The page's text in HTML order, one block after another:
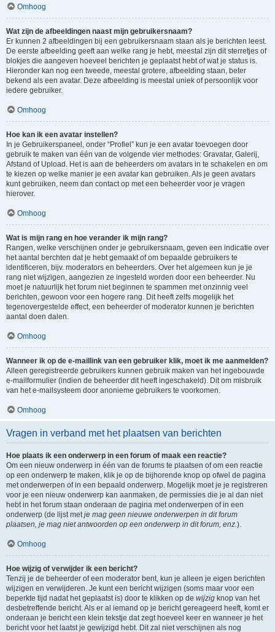
Omhoog
Wat zijn de afbeeldingen naast mijn gebruikersnaam?
Er kunnen 2 afbeeldingen bij een gebruikersnaam staan als je berichten leest.
De eerste afbeelding geeft aan welke rang je hebt, meestal zijn dit sterretjes of
blokjes die aangeven hoeveel berichten je geplaatst hebt of wat je status is.
Hieronder kan nog een tweede, meestal grotere, afbeelding staan, beter
bekend als een avatar. Deze afbeelding is meestal uniek of persoonlijk voor
iedere gebruiker.
Omhoog
Hoe kan ik een avatar instellen?
In je Gebruikerspaneel, onder “Profiel” kun je een avatar toevoegen door
gebruik te maken van één van de volgende vier methodes: Gravatar, Galerij,
Afstand of Upload. Het is aan de beheerders om avatars in te schakelen en om
te kiezen op welke manier je een avatar kan gebruiken. Als je geen avatars
kunt gebruiken, neem dan contact op met een beheerder voor je vragen
hierover.
Omhoog
Wat is mijn rang en hoe verander ik mijn rang?
Rangen, welke verschijnen onder je gebruikersnaam, geven een indicatie over
het aantal berchten dat je hebt gemaakt of om bepaalde gebruikers te
identificeren, bijv. moderators en beheerders. Over het algemeen kun je je
rang niet wijzigen, aangezien ze ingesteld worden door een beheerder. Nu
moet je natuurlijk het forum niet beginnen te spammen met onzinnig veel
berichten, gewoon voor een hogere rang. Dit heeft zelfs mogelijk het
tegenovergestelde effect, een beheerder of moderator kunnen je berichten
aantal doen dalen.
Omhoog
Wanneer ik op de e-maillink van een gebruiker klik, moet ik me aanmelden?
Alleen geregistreerde gebruikers kunnen gebruik maken van het ingebouwde
e-mailformulier (indien de beheerder dit heeft ingeschakeld). Dit om misbruik
van het e-mailsysteem door anonieme gebruikers te voorkomen.
Omhoog
Vragen in verband met het plaatsen van berichten
Hoe plaats ik een onderwerp in een forum of maak een reactie?
Om een nieuw onderwerp in één van de forums te plaatsen of om een reactie
op een onderwerp te maken, klik je op de bijhorende knop op ofwel de pagina
met onderwerpen of in een bepaald onderwerp. Mogelijk moet je je registreren
voor je een nieuw onderwerp kan aanmaken, de permissies die je al dan niet
hebt in het forum staan onderaan de pagina met onderwerpen of in een
onderwerp (de lijst metje mag geen nieuwe onderwerpen in dit forum
plaatsen, je mag niet antwoorden op een onderwerp in dit forum, enz.).
Omhoog
Hoe wijzig of verwijder ik een bericht?
Tenzij je de beheerder of een moderator bent, kun je alleen je eigen berichten
wijzigen en verwijderen. Je kunt een bericht wijzigen (soms maar voor een
beperkte tijd nadat het geplaatst is) door te klikken op de wijzig knop van het
desbetreffende bericht. Als er al iemand op je bericht gereageerd heeft, komt er
onderaan je bericht een klein tekstje dat zegt hoeveel keer en wanneer je het
bericht voor het laatst je gewijzigd hebt. Dit zal niet verschijnen als nog